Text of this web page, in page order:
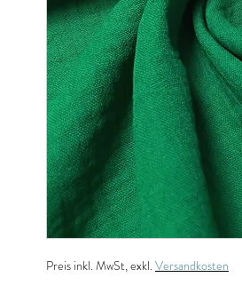
Preis inkl. MwSt, exkl. Versandkosten